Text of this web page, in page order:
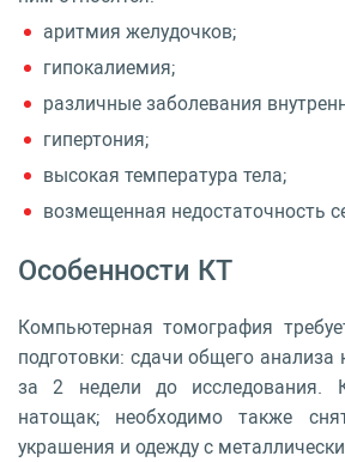
аритмия желудочков;
гипокалиемия;
различные заболевания
гипертония;
высокая температура тела;
возмещенная недостаточность
Особенности КТ
Компьютерная томография
подготовки: сдачи общего
за 2 недели до исследования.
натощак; необходимо также
украшения и одежду с